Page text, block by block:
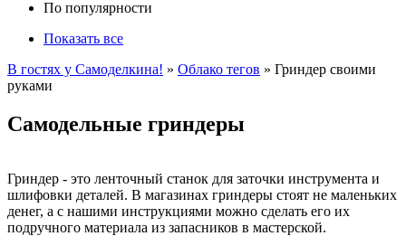
По популярности
Показать все
В гостях у Самоделкина! » Облако тегов » Гриндер своими
руками
Самодельные гриндеры
Гриндер - это ленточный станок для заточки инструмента и
шлифовки деталей. В магазинах гриндеры стоят не маленьких
денег, а с нашими инструкциями можно сделать его их
подручного материала из запасников в мастерской.